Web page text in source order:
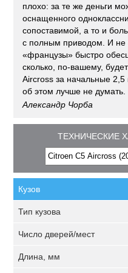
плохо: за те же деньги
оснащенного
сопоставимой, а то и
с полным приводом. И не
«французы» быстро
сколько, по-вашему,
Aircross за начальные 2,5
об этом лучше не думать.
Александр Чорба
ТЕХНИЧЕСКИЕ
Кузов
Тип кузова
Число дверей/мест
Длина, мм